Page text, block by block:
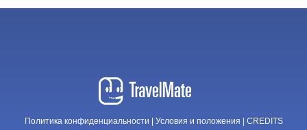
Политика конфиденциальности Условия и положения CREDITS